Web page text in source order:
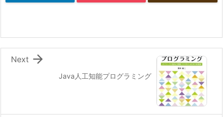
Java人工知能プログラミング

Next